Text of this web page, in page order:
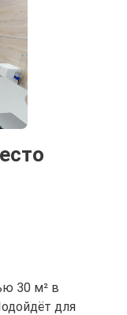
30 м² в
для